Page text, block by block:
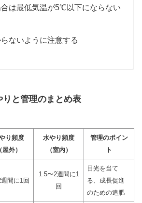
は最低気温が5℃以下にならない
ないように注意する
と管理のまとめ表
り頻度
（屋外）
水やり頻度
（室内）
管理のポイン
ト
間に1回
1.5〜2週間に1
回
日光を当て
る、成長促進
のための追肥